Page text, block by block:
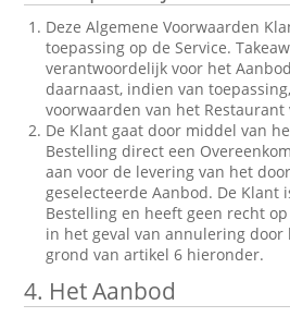
Deze Algemene Voorwaarden
toepassing op de Service.
verantwoordelijk voor het
daarnaast, indien van
voorwaarden van het Restaurant
De Klant gaat door middel van
Bestelling direct een
aan voor de levering van het
geselecteerde Aanbod. De Klant
Bestelling en heeft geen recht
in het geval van annulering
grond van artikel 6 hieronder.
4. Het Aanbod